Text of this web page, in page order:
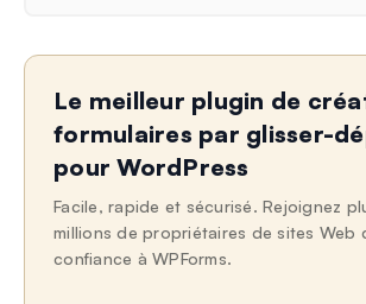
Le meilleur plugin de
formulaires par glisser-
pour WordPress
Facile, rapide et sécurisé. Rejoignez
millions de propriétaires de sites Web
confiance à WPForms.